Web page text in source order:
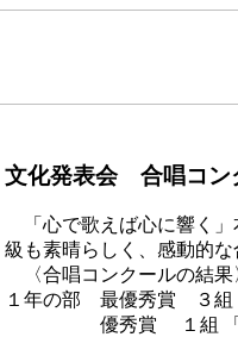
文化発表会 合唱コン
「心で歌えば心に響く」
級も素晴らしく、感動的な
〈合唱コンクールの結果
１年の部 最優秀賞 ３組
優秀賞 １組 「夜